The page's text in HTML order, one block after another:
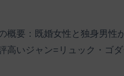
概要：既婚女性と独身男性
高いジャン=リュック・ゴ